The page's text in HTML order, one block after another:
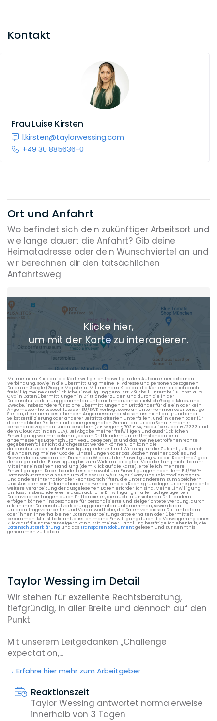
Kontakt
Frau Luise Kirsten
l.kirsten@taylorwessing.com
+49 30 885636-0
Ort und Anfahrt
Wo befindet sich dein zukünftiger Arbeitsort und
wie lange dauert die Anfahrt? Gib deine
Heimatadresse oder dein Wunschviertel an und
wir berechnen dir den tatsächlichen
Anfahrtsweg.
Heimatadresse oder Wunschort
+ Aktuellen Standort hinzufügen
Die berechneten Anreisezeiten basieren auf den
Verkehrsdaten eines typischen Dienstag morgens um 8:30.
Klicke hier,
um mit der Karte zu interagieren.
Mit meinem Klick auf die Karte willige ich freiwillig in den Aufbau einer externen
Verbindung, sowie in die Übermittlung meine IP-Adresse und personenbezogenen
Daten an Google (Google Maps) ein. Mit meinem Klick auf die Karte erteile ich auch
freiwillig meine ausdrückliche Einwilligung gem. Art. 49 Abs. 1 Unterabs. 1 Buchst. a DS-
GVO in Datenübermittlungen in Drittländer zu den und durch die in der
Datenschutzerklärung genannten Unternehmen, einschließlich Google Maps, und
Zwecke, insbesondere für solche Übermittlungen an Drittländer für die ein oder kein
Angemessenheitsbeschluss der EU/EWR vorliegt sowie an Unternehmen oder sonstige
Stellen, die einem bestehenden Angemessenheitsbeschluss nicht aufgrund einer
Selbstzertifizierung oder anderer Beitrittskriterien unterfallen, und in denen oder für
die erhebliche Risiken und keine geeigneten Garantien für den Schutz meiner
personenbezogenen Daten bestehen (z.B. wegen § 702 FISA, Executive Order EO12333 und
dem CloudAct in den USA). Bei Abgabe meiner freiwilligen und ausdrücklichen
Einwilligung war mir bekannt, dass in Drittländern unter Umständen kein
angemessenes Datenschutzniveau gegeben ist und das meine Betroffenenrechte
gegebenenfalls nicht durchgesetzt werden können. Ich kann die
datenschutzrechtliche Einwilligung jederzeit mit Wirkung für die Zukunft, z.B. durch
die Änderung meiner Cookie-Einstellungen oder das Löschen meiner Cookies und
Browserdaten, widerrufen. Durch den Widerruf der Einwilligung wird die Rechtmäßigkeit
der aufgrund der Einwilligung bis zum Widerruf erfolgten Verarbeitung nicht berührt.
Mit einer einzelnen Handlung (dem Klick auf die Karte), erteile ich mehrere
Einwilligungen. Dabei handelt es sich sowohl um Einwilligungen nach dem EU/EWR-
Datenschutzrecht als auch um die des CCPA/CPRA, ePrivacy und Telemedienrechts,
und anderer internationaler Rechtsvorschriften, die unter anderem zum Speichern
und Auslesen von Informationen notwendig und als Rechtsgrundlage für eine geplante
weitere Verarbeitung der ausgelesenen Daten erforderlich sind. Meine Einwilligung
umfasst insbesondere eine ausdrückliche Einwilligung in alle nachgelagerten
Datenverarbeitungen durch Drittanbieter, die auch in unsicheren Drittländern
erfolgen können, insbesondere für personalisierte und zielgerichtete Werbung, durch
alle in ihrer Datenschutzerklärung genannten Unternehmen, sowie deren
Unterauftragsverarbeiter und Verantwortliche, die Daten von diesen Drittanbietern
oder ihnen innerhalb einer Datenverarbeitungskette erhalten oder übermittelt
bekommen. Mir ist bekannt, dass ich meine Einwilligung durch die Verweigerung eines
Klicks auf die Karte verweigern kann. Mit meiner Handlung bestätige ich ebenfalls, die
Datenschutzerklärung und dasTransparenzdokumentgelesen und zur Kenntnis
genommen zu haben.
Taylor Wessing im Detail
Wir stehen für exzellente Rechtsberatung,
tiefgründig, in aller Breite und dennoch auf den
Punkt.
Mit unserem Leitgedanken „Challenge
expectation,...
Erfahre hier mehr zum Arbeitgeber
Reaktionszeit
Taylor Wessing antwortet normalerweise
innerhalb von 3 Tagen